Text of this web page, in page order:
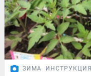
ЗИМА ИНСТРУКЦИЯ